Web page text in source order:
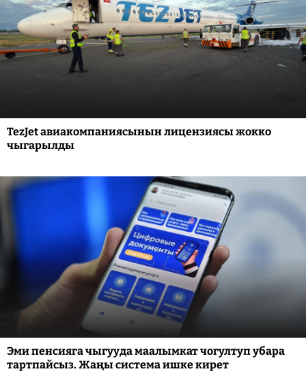
TezJet авиакомпаниясынын лицензиясы жокко
чыгарылды
Эми пенсияга чыгууда маалымкат чогултуп убара
тартпайсыз. Жаңы система ишке кирет